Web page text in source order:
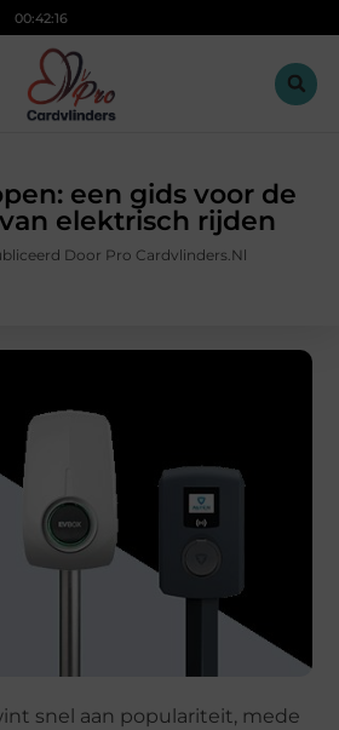
00:42:17
een gids voor de
elektrisch rijden
Door Pro Cardvlinders.nl
snel aan populariteit, mede